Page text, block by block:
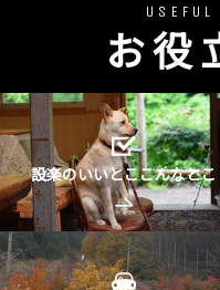
お役
設楽のいいとここんなとこ